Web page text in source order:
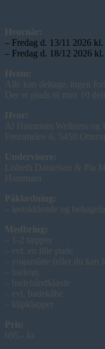
Hvornår:
– Fredag d. 13/11 2026
– Fredag d. 18/12 2026
Hvem:
Alle kan deltage, ingen
Der er plads til max 10
Hvor:
Al Hammam Wellness og
Fremmelev 6, 5450
Undervisere:
Lisbeth Danielsen & Pia
Hammam
Påklædning:
– løstsiddende og
Medbring:
– 1-2 tæpper
– evt. en lille pude
– yogamåtte (eller du kan
– badetøj
– badehåndklæde
– evt. badekåbe
– klipklapper
Pris:
695,- kr.